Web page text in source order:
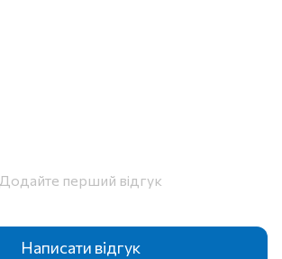
Додайте перший відгук
Написати відгук